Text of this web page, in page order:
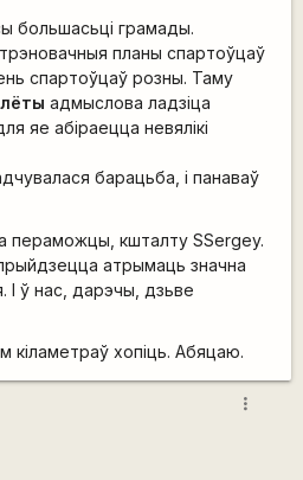
большасьці грамады.
планы спартоўцаў
спартоўцаў розны. Таму
адмыслова ладзіца
яе абіраецца невялікі
барацьба, і панаваў
пераможцы, кшталту SSergey.
атрымаць значна
І ў нас, дарэчы, дзьве
кіламетраў хопіць. Абяцаю.
more_vert